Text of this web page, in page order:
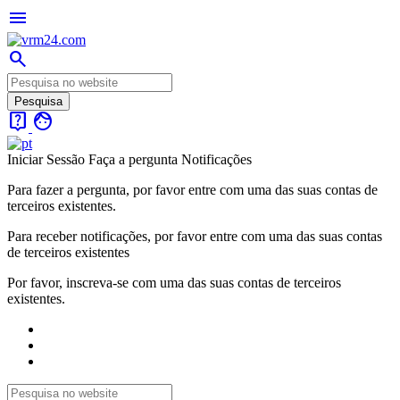
menu
search
live_help face
Iniciar Sessão Faça a pergunta Notificações
Para fazer a pergunta, por favor entre com uma das suas contas de
terceiros existentes.
Para receber notificações, por favor entre com uma das suas contas
de terceiros existentes
Por favor, inscreva-se com uma das suas contas de terceiros
existentes.